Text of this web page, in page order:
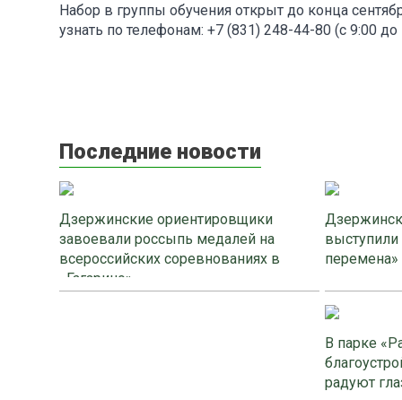
Набор в группы обучения открыт до конца
узнать по телефонам: +7 (831) 248-44-80 (с 9:00
Последние новости
Дзержинские ориентировщики
завоевали россыпь медалей на
всероссийских соревнованиях в
«Гагарино»
перемена»
В парке
радуют